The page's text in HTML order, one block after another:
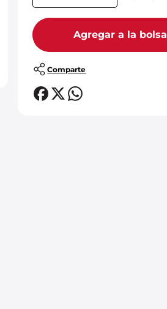
Agregar a la bolsa
Comparte